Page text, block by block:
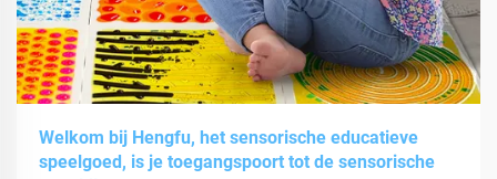
Welkom bij Hengfu, het sensorische educatieve
speelgoed, is je toegangspoort tot de sensorische